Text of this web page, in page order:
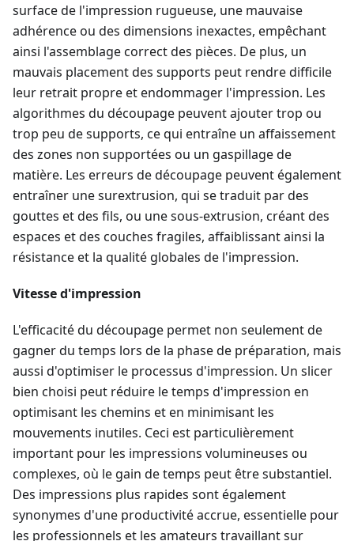
surface de l'impression rugueuse, une mauvaise
adhérence ou des dimensions inexactes, empêchant
ainsi l'assemblage correct des pièces. De plus, un
mauvais placement des supports peut rendre difficile
leur retrait propre et endommager l'impression. Les
algorithmes du découpage peuvent ajouter trop ou
trop peu de supports, ce qui entraîne un affaissement
des zones non supportées ou un gaspillage de
matière. Les erreurs de découpage peuvent également
entraîner une surextrusion, qui se traduit par des
gouttes et des fils, ou une sous-extrusion, créant des
espaces et des couches fragiles, affaiblissant ainsi la
résistance et la qualité globales de l'impression.
Vitesse d'impression
L'efficacité du découpage permet non seulement de
gagner du temps lors de la phase de préparation, mais
aussi d'optimiser le processus d'impression. Un slicer
bien choisi peut réduire le temps d'impression en
optimisant les chemins et en minimisant les
mouvements inutiles. Ceci est particulièrement
important pour les impressions volumineuses ou
complexes, où le gain de temps peut être substantiel.
Des impressions plus rapides sont également
synonymes d'une productivité accrue, essentielle pour
les professionnels et les amateurs travaillant sur